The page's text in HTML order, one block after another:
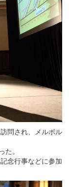
問され、メルボル
た。
念行事などに参加